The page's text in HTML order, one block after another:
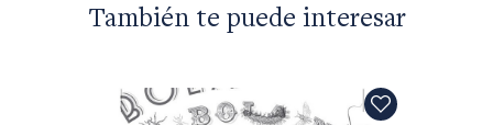
También te puede interesar